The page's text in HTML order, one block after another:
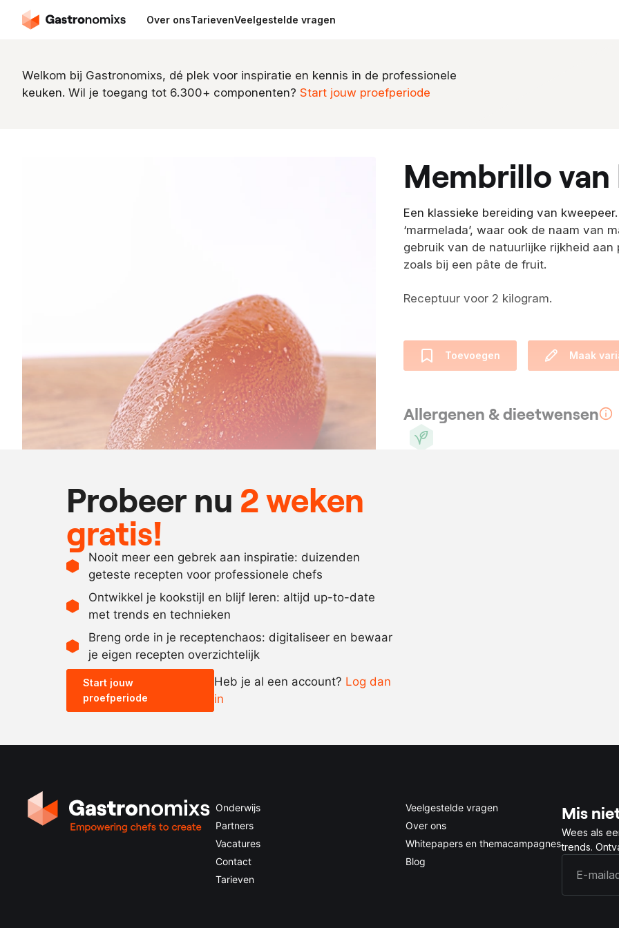
Over onsTarievenVeelgestelde vragen
Welkom bij Gastronomixs, dé plek voor inspiratie en kennis in de professionele
keuken. Wil je toegang tot 6.300+ componenten? Start jouw proefperiode
membrillo
Een klassieke bereiding van
‘marmelada’, waar ook de naam van
gebruik van de natuurlijke rijkheid
zoals bij een pâte de fruit.
Receptuur voor 2 kilogram.
Toevoegen Maak
Allergenen & dieetwensen
Probeer nu 2 weken
gratis!
Nooit meer een gebrek aan inspiratie: duizenden
geteste recepten voor professionele chefs
Ontwikkel je kookstijl en blijf leren: altijd up-to-date
met trends en technieken
Breng orde in je receptenchaos: digitaliseer en bewaar
je eigen recepten overzichtelijk
Start jouw
proefperiode
Heb je al een account? Log dan
in
Onderwijs
Partners
Vacatures
Contact
Tarieven
Veelgestelde vragen
Over ons
Whitepapers en themacampagnes
Blog
Mis
Wees als
trends.